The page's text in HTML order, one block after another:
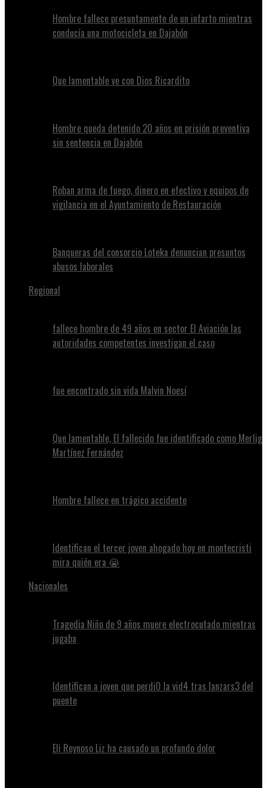
Hombre fallece presuntamente de un infarto mientras
conducía una motocicleta en Dajabón
Que lamentable ve con Dios Ricardito
Hombre queda detenido 20 años en prisión preventiva
sin sentencia en Dajabón
Roban arma de fuego, dinero en efectivo y equipos de
vigilancia en el Ayuntamiento de Restauración
Banqueras del consorcio Loteka denuncian presuntos
abusos laborales
Regional
fallece hombre de 49 años en sector El Aviación las
autoridades competentes investigan el caso
fue encontrado sin vida Malvin Noesí
Que lamentable, El fallecido fue identificado como Merlig
Martínez Fernández
Hombre fallece en trágico accidente
Identifican el tercer joven ahogado hoy en montecristi
mira quién era 😭
Nacionales
Tragedia Niño de 9 años muere electrocutado mientras
jugaba
Identifican a joven que perdi0 la vid4 tras lanzars3 del
puente
Eli Reynoso Liz ha causado un profundo dolor